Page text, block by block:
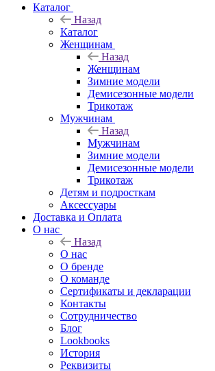
Каталог
Назад
Каталог
Женщинам
Назад
Женщинам
Зимние модели
Демисезонные модели
Трикотаж
Мужчинам
Назад
Мужчинам
Зимние модели
Демисезонные модели
Трикотаж
Детям и подросткам
Аксессуары
Доставка и Оплата
О нас
Назад
О нас
О бренде
О команде
Сертификаты и декларации
Контакты
Сотрудничество
Блог
Lookbooks
История
Реквизиты